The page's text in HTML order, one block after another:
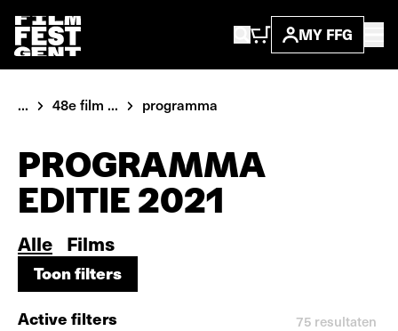
MY FFG
... 48e film ... programma
PROGRAMMA
EDITIE 2021
Alle Films
Toon filters
Toon filters
Active filters 75 resultaten